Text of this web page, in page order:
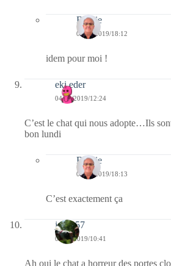
Bernie
04/02/2019/18:12
idem pour moi !
eki eder
04/02/2019/12:24
C’est le chat qui nous adopte…Ils
bon lundi
Bernie
04/02/2019/18:13
C’est exactement ça
jazzy57
04/02/2019/10:41
Ah oui le chat a horreur des portes